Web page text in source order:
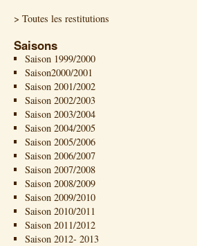
> Toutes les restitutions
Saisons
Saison 1999/2000
Saison2000/2001
Saison 2001/2002
Saison 2002/2003
Saison 2003/2004
Saison 2004/2005
Saison 2005/2006
Saison 2006/2007
Saison 2007/2008
Saison 2008/2009
Saison 2009/2010
Saison 2010/2011
Saison 2011/2012
Saison 2012- 2013